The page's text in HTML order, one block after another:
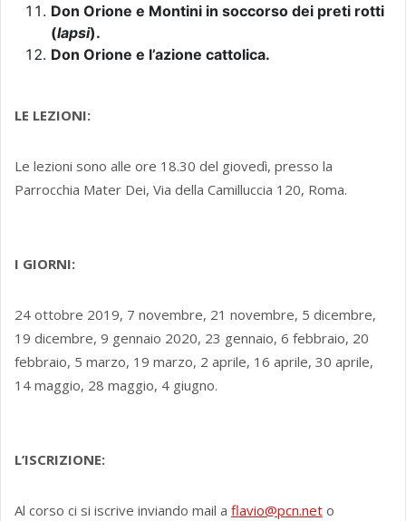
Don Orione e Montini in soccorso dei preti rotti
(lapsi).
Don Orione e l’azione cattolica.
LE LEZIONI:
Le lezioni sono alle ore 18.30 del giovedì, presso la
Parrocchia Mater Dei, Via della Camilluccia 120, Roma.
I GIORNI:
24 ottobre 2019, 7 novembre, 21 novembre, 5 dicembre,
19 dicembre, 9 gennaio 2020, 23 gennaio, 6 febbraio, 20
febbraio, 5 marzo, 19 marzo, 2 aprile, 16 aprile, 30 aprile,
14 maggio, 28 maggio, 4 giugno.
L’ISCRIZIONE:
Al corso ci si iscrive inviando mail a flavio@pcn.net o